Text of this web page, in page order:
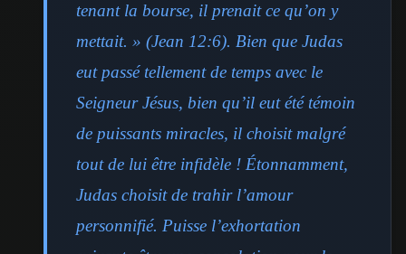
tenant la bourse, il prenait ce qu’on y
mettait. » (Jean 12:6). Bien que Judas
eut passé tellement de temps avec le
Seigneur Jésus, bien qu’il eut été témoin
de puissants miracles, il choisit malgré
tout de lui être infidèle ! Étonnamment,
Judas choisit de trahir l’amour
personnifié. Puisse l’exhortation